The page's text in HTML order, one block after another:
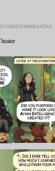
EN/MINIFANTAS